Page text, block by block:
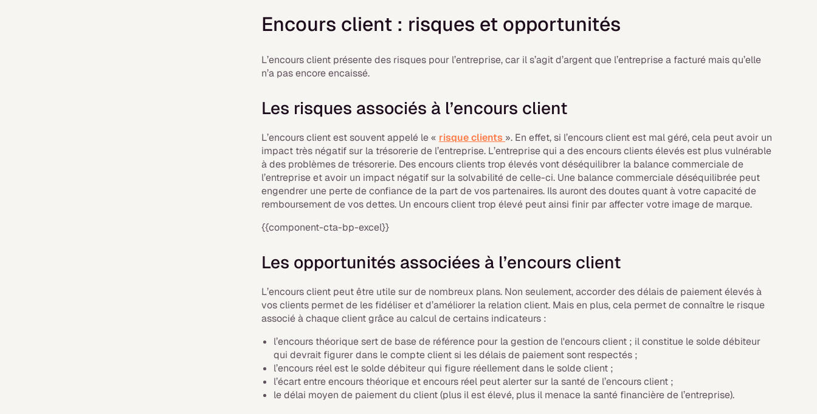
Encours client : risques et opportunités
L’encours client présente des risques pour l’entreprise, car il s’agit d’argent que l’entreprise a facturé mais qu’elle
n’a pas encore encaissé.
Les risques associés à l’encours client
L’encours client est souvent appelé le « risque clients ». En effet, si l’encours client est mal géré, cela peut avoir un
impact très négatif sur la trésorerie de l’entreprise. L’entreprise qui a des encours clients élevés est plus vulnérable
à des problèmes de trésorerie. Des encours clients trop élevés vont déséquilibrer la balance commerciale de
l’entreprise et avoir un impact négatif sur la solvabilité de celle-ci. Une balance commerciale déséquilibrée peut
engendrer une perte de confiance de la part de vos partenaires. Ils auront des doutes quant à votre capacité de
remboursement de vos dettes. Un encours client trop élevé peut ainsi finir par affecter votre image de marque.
{{component-cta-bp-excel}}
Les opportunités associées à l’encours client
L’encours client peut être utile sur de nombreux plans. Non seulement, accorder des délais de paiement élevés à
vos clients permet de les fidéliser et d’améliorer la relation client. Mais en plus, cela permet de connaître le risque
associé à chaque client grâce au calcul de certains indicateurs :
l’encours théorique sert de base de référence pour la gestion de l'encours client ; il constitue le solde débiteur
qui devrait figurer dans le compte client si les délais de paiement sont respectés ;
l’encours réel est le solde débiteur qui figure réellement dans le solde client ;
l’écart entre encours théorique et encours réel peut alerter sur la santé de l’encours client ;
le délai moyen de paiement du client (plus il est élevé, plus il menace la santé financière de l’entreprise).